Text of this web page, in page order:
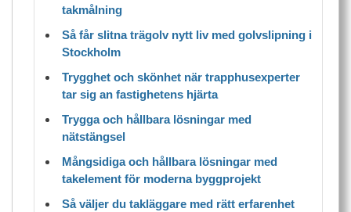
takmålning
Så får slitna trägolv nytt liv med golvslipning i
Stockholm
Trygghet och skönhet när trapphusexperter
tar sig an fastighetens hjärta
Trygga och hållbara lösningar med
nätstängsel
Mångsidiga och hållbara lösningar med
takelement för moderna byggprojekt
Så väljer du takläggare med rätt erfarenhet